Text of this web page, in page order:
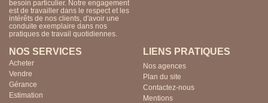
besoin particulier. Notre engagement
est de travailler dans le respect et les
intérêts de nos clients, d'avoir une
conduite exemplaire dans nos
pratiques de travail quotidiennes.
NOS SERVICES
Acheter
Vendre
Gérance
Estimation
LIENS PRATIQUES
Nos agences
Plan du site
Contactez-nous
Mentions